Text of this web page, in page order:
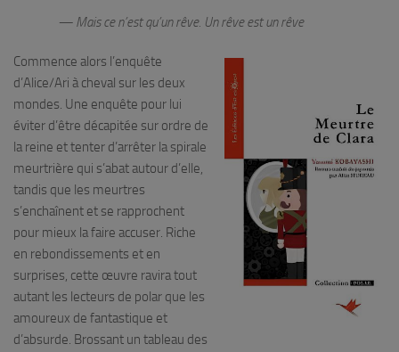
— Mais ce n’est qu’un rêve. Un rêve est un rêve
Commence alors l’enquête
d’Alice/Ari à cheval sur les deux
mondes. Une enquête pour lui
éviter d’être décapitée sur ordre de
la reine et tenter d’arrêter la spirale
meurtrière qui s’abat autour d’elle,
tandis que les meurtres
s’enchaînent et se rapprochent
pour mieux la faire accuser. Riche
en rebondissements et en
surprises, cette œuvre ravira tout
autant les lecteurs de polar que les
amoureux de fantastique et
d’absurde. Brossant un tableau des